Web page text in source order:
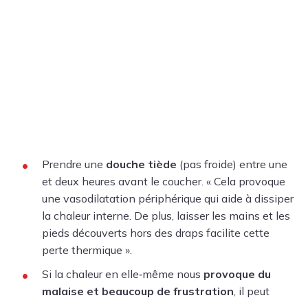
Prendre une douche tiède (pas froide) entre une
et deux heures avant le coucher. « Cela provoque
une vasodilatation périphérique qui aide à dissiper
la chaleur interne. De plus, laisser les mains et les
pieds découverts hors des draps facilite cette
perte thermique ».
Si la chaleur en elle‑même nous provoque du
malaise et beaucoup de frustration , il peut